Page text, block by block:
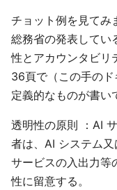
チョット例を見てみ
総務省の発表してい
性とアカウンタビリ
36頁で（この手のド
定義的なものが書い
透明性の原則 ：AI
者は、AI システム又
サービスの入出力等
性に留意する。